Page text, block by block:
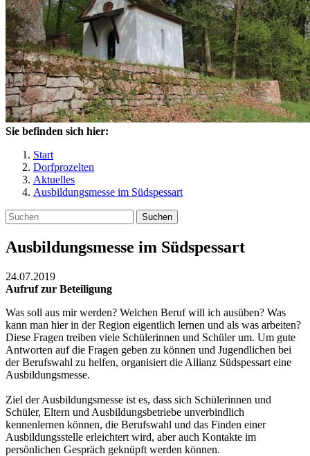
Sie befinden sich hier:
Start
Dorfprozelten
Aktuelles
Ausbildungsmesse im Südspessart
Suchen
Ausbildungsmesse im Südspessart
24.07.2019
Aufruf zur Beteiligung
Was soll aus mir werden? Welchen Beruf will ich ausüben? Was
kann man hier in der Region eigentlich lernen und als was arbeiten?
Diese Fragen treiben viele Schülerinnen und Schüler um. Um gute
Antworten auf die Fragen geben zu können und Jugendlichen bei
der Berufswahl zu helfen, organisiert die Allianz Südspessart eine
Ausbildungsmesse.
Ziel der Ausbildungsmesse ist es, dass sich Schülerinnen und
Schüler, Eltern und Ausbildungsbetriebe unverbindlich
kennenlernen können, die Berufswahl und das Finden einer
Ausbildungsstelle erleichtert wird, aber auch Kontakte im
persönlichen Gespräch geknüpft werden können.